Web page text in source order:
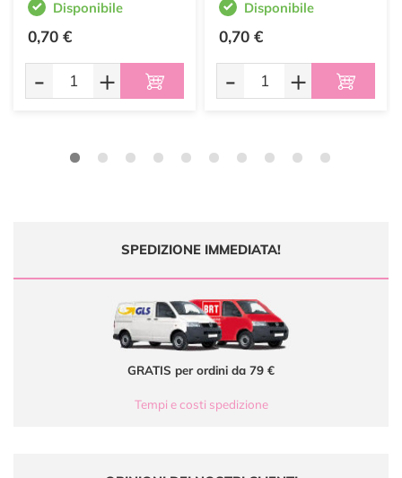
Disponibile
0,70 €
- +
Disponibile
0,70 €
- +
SPEDIZIONE IMMEDIATA!
GRATIS per ordini da 79 €
Tempi e costi spedizione